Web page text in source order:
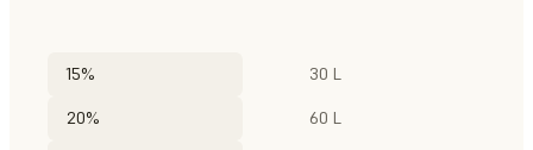
15% 30 L
20% 60 L